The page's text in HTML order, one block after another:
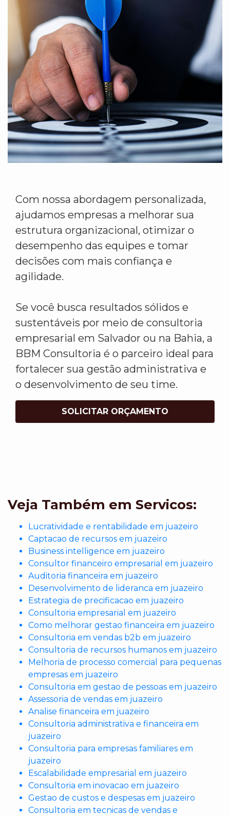
Com nossa abordagem personalizada,
ajudamos empresas a melhorar sua
estrutura organizacional, otimizar o
desempenho das equipes e tomar
decisões com mais confiança e
agilidade.
Se você busca resultados sólidos e
sustentáveis por meio de consultoria
empresarial em Salvador ou na Bahia, a
BBM Consultoria é o parceiro ideal para
fortalecer sua gestão administrativa e
o desenvolvimento de seu time.
SOLICITAR ORÇAMENTO
Veja Também em Servicos:
Lucratividade e rentabilidade em juazeiro
Captacao de recursos em juazeiro
Business intelligence em juazeiro
Consultor financeiro empresarial em juazeiro
Auditoria financeira em juazeiro
Desenvolvimento de lideranca em juazeiro
Estrategia de precificacao em juazeiro
Consultoria empresarial em juazeiro
Como melhorar gestao financeira em juazeiro
Consultoria em vendas b2b em juazeiro
Consultoria de recursos humanos em juazeiro
Melhoria de processo comercial para pequenas
empresas em juazeiro
Consultoria em gestao de pessoas em juazeiro
Assessoria de vendas em juazeiro
Analise financeira em juazeiro
Consultoria administrativa e financeira em
juazeiro
Consultoria para empresas familiares em
juazeiro
Escalabilidade empresarial em juazeiro
Consultoria em inovacao em juazeiro
Gestao de custos e despesas em juazeiro
Consultoria em tecnicas de vendas e